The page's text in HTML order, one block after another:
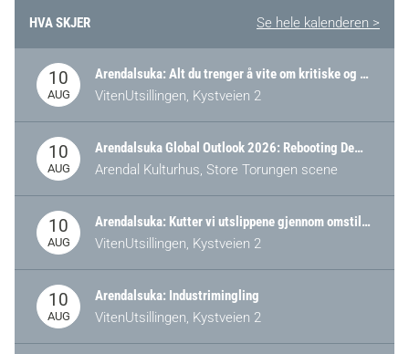
HVA SKJER Se hele kalenderen >
10
AUG
Arendalsuka: Alt du trenger å vite om kritiske og strategiske verdikjeder i Norge
VitenUtsillingen, Kystveien 2
10
AUG
Arendalsuka Global Outlook 2026: Rebooting Democracy for a New World Order
Arendal Kulturhus, Store Torungen scene
10
AUG
Arendalsuka: Kutter vi utslippene gjennom omstilling – eller tap av industri?
VitenUtsillingen, Kystveien 2
10
AUG
Arendalsuka: Industrimingling
VitenUtsillingen, Kystveien 2